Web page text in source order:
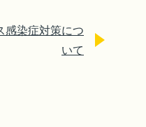
感染症対策につ
いて